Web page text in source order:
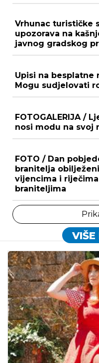
Vrhunac turističke
upozorava na
javnog gradskog
Upisi na besplatne
Mogu sudjelovati
FOTOGALERIJA /
nosi modu na svoj
FOTO / Dan
branitelja
vijencima i
braniteljima
VIŠE